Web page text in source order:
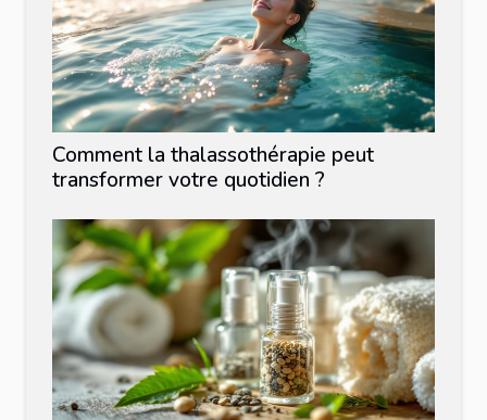
Comment la thalassothérapie peut
transformer votre quotidien ?